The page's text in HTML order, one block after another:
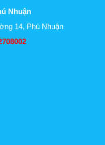
Nhuận
14, Phú Nhuận